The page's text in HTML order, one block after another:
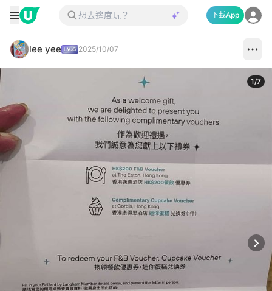
下載App
lee yee 2025/10/07
1/7